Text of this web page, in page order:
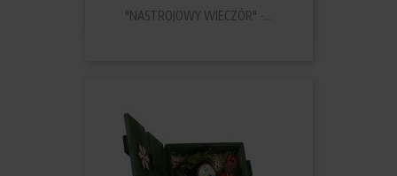
"NASTROJOWY WIECZÓR" -...